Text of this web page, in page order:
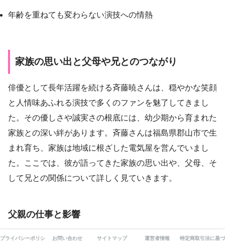
年齢を重ねても変わらない演技への情熱
家族の思い出と父母や兄とのつながり
俳優として長年活躍を続ける斉藤暁さんは、穏やかな笑顔
と人情味あふれる演技で多くのファンを魅了してきまし
た。その優しさや誠実さの根底には、幼少期から育まれた
家族との深い絆があります。斉藤さんは福島県郡山市で生
まれ育ち、家族は地域に根ざした電気屋を営んでいまし
た。ここでは、彼が語ってきた家族の思い出や、父母、そ
して兄との関係について詳しく見ていきます。
父親の仕事と影響
斉藤暁さんの父親は、地元で信頼される電気職人として知
プライバシーポリシー お問い合わせ サイトマップ 運営者情報 特定商取引法に基